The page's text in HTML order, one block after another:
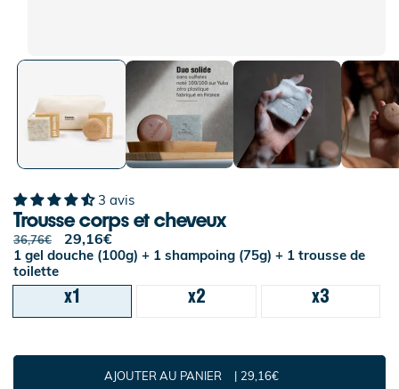
3 avis
Trousse corps et cheveux
Prix
habituel
36,76€
Prix
soldé
29,16€
1 gel douche (100g) + 1 shampoing (75g) + 1 trousse de
toilette
x1 x2 x3
AJOUTER AU PANIER 29,16€